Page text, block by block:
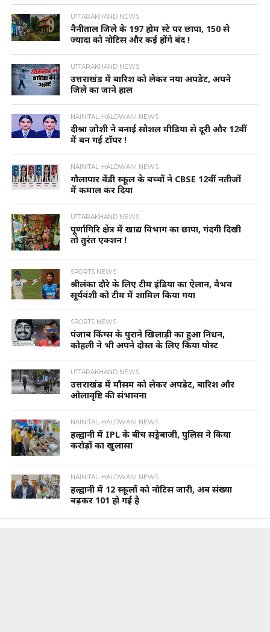
UTTARAKHAND NEWS
नैनीताल जिले के 197 होम स्टे पर छापा, 150 से
ज्यादा को नोटिस और कई होंगे बंद !
UTTARAKHAND NEWS
उत्तराखंड में बारिश को लेकर नया अपडेट, अपने
जिले का जाने हाल
NAINITAL-HALDWANI NEWS
दीश्रा जोशी ने बनाई सोशल मीडिया से दूरी और 12वीं
में बन गई टॉपर !
NAINITAL-HALDWANI NEWS
गौलापार वेंडी स्कूल के बच्चों ने CBSE 12वीं नतीजों
में कमाल कर दिया
UTTARAKHAND NEWS
पूर्णागिरि क्षेत्र में खाद्य विभाग का छापा, गंदगी दिखी
तो तुरंत एक्शन !
SPORTS NEWS
श्रीलंका दौरे के लिए टीम इंडिया का ऐलान, वैभव
सूर्यवंशी को टीम में शामिल किया गया
SPORTS NEWS
पंजाब किंग्स के पुराने खिलाड़ी का हुआ निधन,
कोहली ने भी अपने दोस्त के लिए किया पोस्ट
UTTARAKHAND NEWS
उत्तराखंड में मौसम को लेकर अपडेट, बारिश और
ओलावृष्टि की संभावना
NAINITAL-HALDWANI NEWS
हल्द्वानी में IPL के बीच सट्टेबाजी, पुलिस ने किया
करोड़ों का खुलासा
NAINITAL-HALDWANI NEWS
हल्द्वानी में 12 स्कूलों को नोटिस जारी, अब संख्या
बढ़कर 101 हो गई है